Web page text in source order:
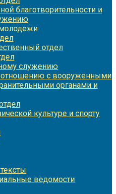
благотворительности и
отдел
служению
с вооруженными
органами и
культуре и спорту
ведомости